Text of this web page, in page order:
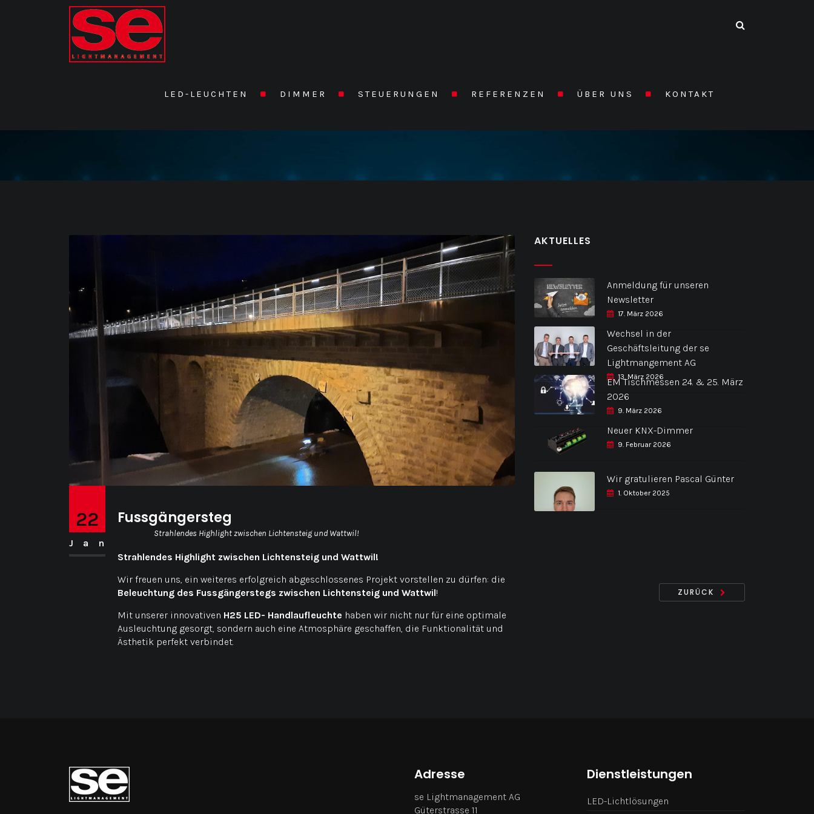
LED-LEUCHTEN DIMMER STEUERUNGEN REFERENZEN ÜBER UNS KONTAKT
22
Jan
Fussgängersteg
Strahlendes Highlight zwischen Lichtensteig und Wattwil!
Strahlendes Highlight zwischen Lichtensteig und Wattwil!
Wir freuen uns, ein weiteres erfolgreich abgeschlossenes Projekt vorstellen zu dürfen: die
Beleuchtung des Fussgängerstegs zwischen Lichtensteig und Wattwil!
Mit unserer innovativen H25 LED- Handlaufleuchte haben wir nicht nur für eine optimale
Ausleuchtung gesorgt, sondern auch eine Atmosphäre geschaffen, die Funktionalität und
Ästhetik perfekt verbindet.
AKTUELLES
Anmeldung für unseren
Newsletter
17. März 2026
Wechsel in der
Geschäftsleitung der se
Lightmangement AG
13. März 2026
EM Tischmessen 24. & 25. März
2026
9. März 2026
Neuer KNX-Dimmer
9. Februar 2026
Wir gratulieren Pascal Günter
1. Oktober 2025
ZURÜCK
Adresse
se Lightmanagement AG
Güterstrasse 11
Dienstleistungen
LED-Lichtlösungen